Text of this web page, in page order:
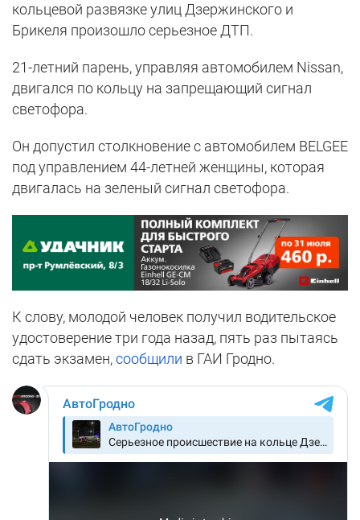
кольцевой развязке улиц Дзержинского и
Брикеля произошло серьезное ДТП.
21-летний парень, управляя автомобилем Nissan,
двигался по кольцу на запрещающий сигнал
светофора.
Он допустил столкновение с автомобилем BELGEE
под управлением 44-летней женщины, которая
двигалась на зеленый сигнал светофора.
К слову, молодой человек получил водительское
удостоверение три года назад, пять раз пытаясь
сдать экзамен,сообщили в ГАИ Гродно.